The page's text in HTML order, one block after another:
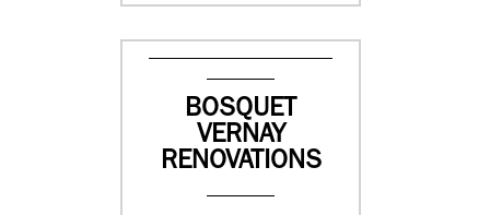
BOSQUET
VERNAY
RENOVATIONS